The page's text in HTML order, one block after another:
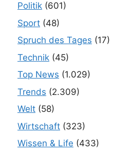
Politik (601)
Sport (48)
Spruch des Tages (17)
Technik (45)
Top News (1.029)
Trends (2.309)
Welt (58)
Wirtschaft (323)
Wissen & Life (433)